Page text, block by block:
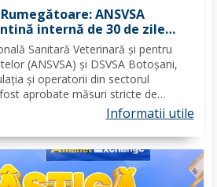
ANSVSA
internă de 30 de zile
caprine
Sanitară Veterinară și pentru
(ANSVSA) și DSVSA Botoșani,
și operatorii din sectorul
aprobate măsuri stricte de
teritoriul României. Decizia nr. 1,
Național pentru Situații de...
Informatii utile